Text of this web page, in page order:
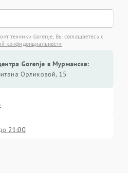
техники Gorenje, Вы соглашаетесь с
конфиденциальности
Gorenje в Мурманске:
Орликовой, 15
21:00